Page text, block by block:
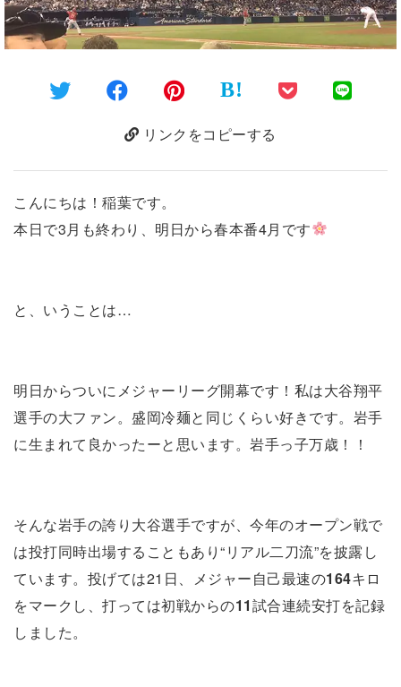
B!
リンクをコピーする
こんにちは！稲葉です。
本日で3月も終わり、明日から春本番4月です
と、いうことは…
明日からついにメジャーリーグ開幕です！私は大谷翔平
選手の大ファン。盛岡冷麺と同じくらい好きです。岩手
に生まれて良かったーと思います。岩手っ子万歳！！
そんな岩手の誇り大谷選手ですが、今年のオープン戦で
は投打同時出場することもあり“リアル二刀流”を披露し
ています。投げては21日、メジャー自己最速の164キロ
をマークし、打っては初戦からの11試合連続安打を記録
しました。